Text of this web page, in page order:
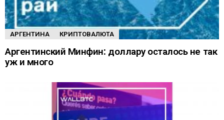
АРГЕНТИНА КРИПТОВАЛЮТА
Аргентинский Минфин: доллару осталось не так
уж и много